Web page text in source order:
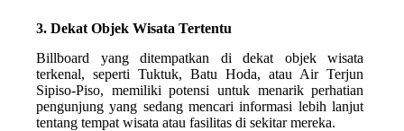
3. Dekat Objek Wisata Tertentu
Billboard yang ditempatkan di dekat objek wisata
terkenal, seperti Tuktuk, Batu Hoda, atau Air Terjun
Sipiso-Piso, memiliki potensi untuk menarik perhatian
pengunjung yang sedang mencari informasi lebih lanjut
tentang tempat wisata atau fasilitas di sekitar mereka.